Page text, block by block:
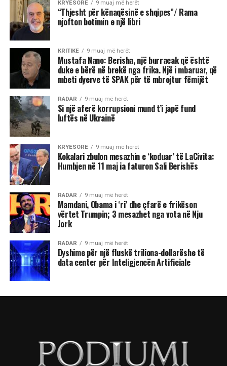
KRYESORE 9 muaj më herët
“Thjesht për kënaqësinë e shqipes”/ Rama
njofton botimin e një libri
KRITIKE 9 muaj më herët
Mustafa Nano: Berisha, një burracak që është
duke e bërë në brekë nga frika. Një i mbaruar, që
mbeti dyerve të SPAK për të mbrojtur fëmijët
RADAR 9 muaj më herët
Si një aferë korrupsioni mund t’i japë fund
luftës në Ukrainë
KRYESORE 9 muaj më herët
Kokalari zbulon mesazhin e ‘koduar’ të LaCivita:
Humbjen në 11 maj ia faturon Sali Berishës
RADAR 9 muaj më herët
Mamdani, Obama i ‘ri’ dhe çfarë e frikëson
vërtet Trumpin; 3 mesazhet nga vota në Nju
Jork
RADAR 9 muaj më herët
Dyshime për një fluskë triliona-dollarëshe të
data center për Inteligjencën Artificiale